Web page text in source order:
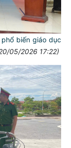
biến giáo dục
05/2026 17:22)